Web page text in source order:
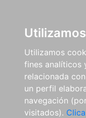
Utilizamos
fines analíticos
relacionada
un perfil
navegación
visitados).